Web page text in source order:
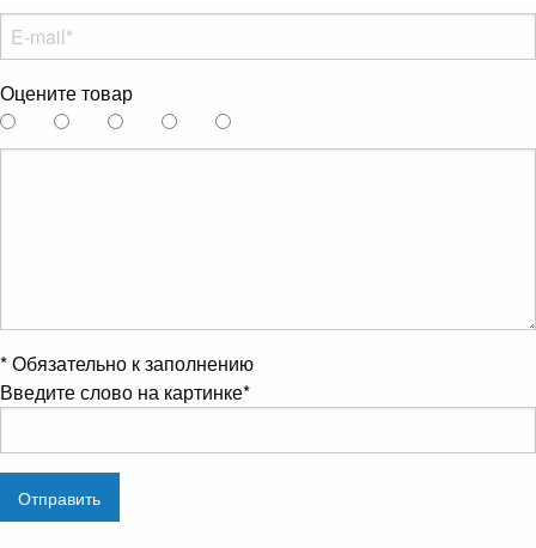
Оцените товар
*Обязательно к заполнению
Введите слово на картинке*